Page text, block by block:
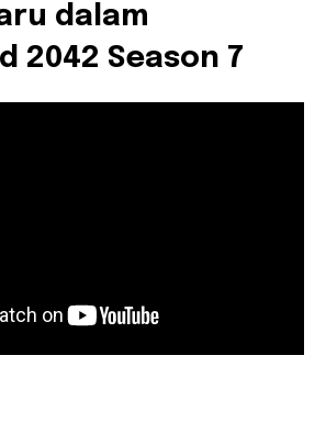
dalam
2042 Season 7